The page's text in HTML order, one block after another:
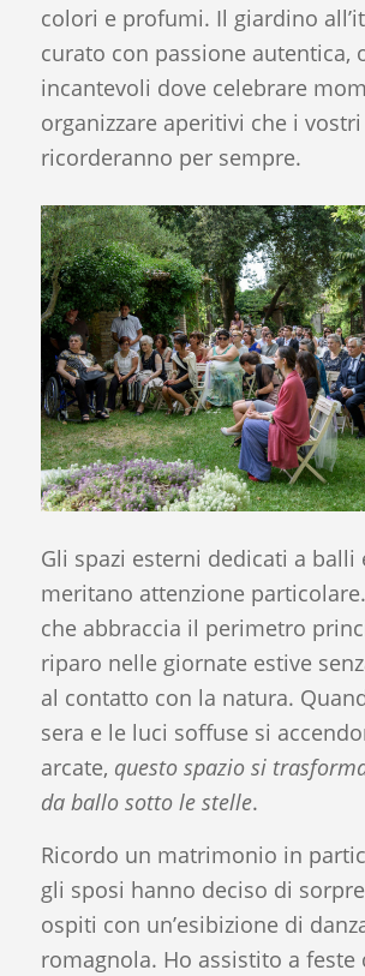
colori e profumi. Il giardino
curato con passione autentica,
incantevoli dove celebrare
organizzare aperitivi che i
ricorderanno per sempre.
Gli spazi esterni dedicati a balli
meritano attenzione
che abbraccia il perimetro
riparo nelle giornate estive
al contatto con la natura.
sera e le luci soffuse si
arcate, questo spazio si
da ballo sotto le stelle.
Ricordo un matrimonio in
gli sposi hanno deciso di
ospiti con un’esibizione di
romagnola. Ho assistito a feste